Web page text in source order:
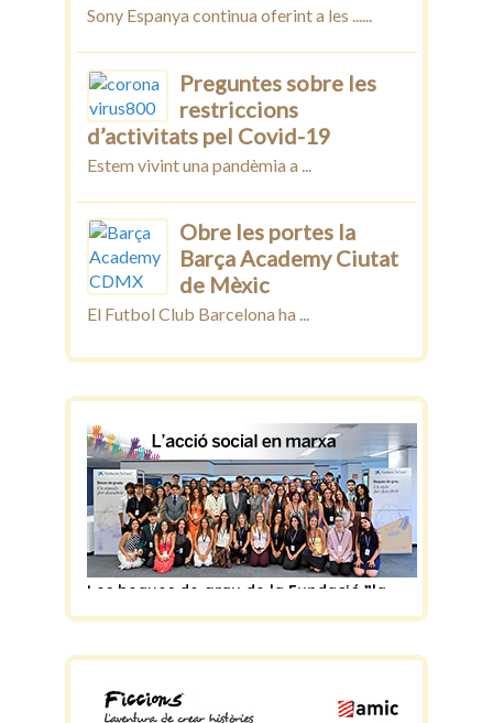
Sony Espanya continua oferint a les ......
Preguntes sobre les
restriccions
d’activitats pel Covid-19
Estem vivint una pandèmia a ...
Obre les portes la
Barça Academy Ciutat
de Mèxic
El Futbol Club Barcelona ha ...